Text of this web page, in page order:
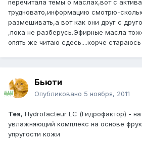
перечитала темы о маслах,вот с
трудновато,информацию смотрю-
размешивать,а вот как они друг с
,пока не разберусь.Эфирные масла
опять же читаю сдесь....корче стараюсь
Бьюти
Опубликовано 5 ноября, 2011
Тея, Hydrofacteur LC (Гидрофактор) -
увлажняющий комплекс на основе
упругости кожи